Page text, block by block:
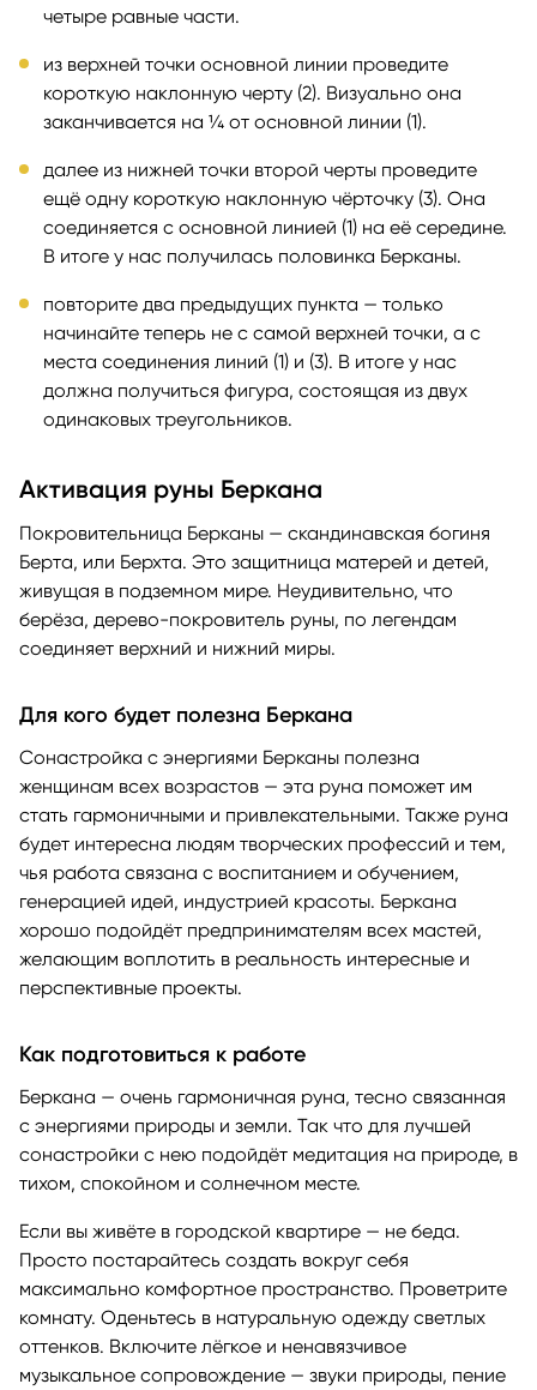
четыре равные части.
из верхней точки основной линии проведите
короткую наклонную черту (2). Визуально она
заканчивается на ¼ от основной линии (1).
далее из нижней точки второй черты проведите
ещё одну короткую наклонную чёрточку (3). Она
соединяется с основной линией (1) на её середине.
В итоге у нас получилась половинка Берканы.
повторите два предыдущих пункта — только
начинайте теперь не с самой верхней точки, а с
места соединения линий (1) и (3). В итоге у нас
должна получиться фигура, состоящая из двух
одинаковых треугольников.
Активация руны Беркана
Покровительница Берканы — скандинавская богиня
Берта, или Берхта. Это защитница матерей и детей,
живущая в подземном мире. Неудивительно, что
берёза, дерево-покровитель руны, по легендам
соединяет верхний и нижний миры.
Для кого будет полезна Беркана
Сонастройка с энергиями Берканы полезна
женщинам всех возрастов — эта руна поможет им
стать гармоничными и привлекательными. Также руна
будет интересна людям творческих профессий и тем,
чья работа связана с воспитанием и обучением,
генерацией идей, индустрией красоты. Беркана
хорошо подойдёт предпринимателям всех мастей,
желающим воплотить в реальность интересные и
перспективные проекты.
Как подготовиться к работе
Беркана — очень гармоничная руна, тесно связанная
с энергиями природы и земли. Так что для лучшей
сонастройки с нею подойдёт медитация на природе, в
тихом, спокойном и солнечном месте.
Если вы живёте в городской квартире — не беда.
Просто постарайтесь создать вокруг себя
максимально комфортное пространство. Проветрите
комнату. Оденьтесь в натуральную одежду светлых
оттенков. Включите лёгкое и ненавязчивое
музыкальное сопровождение — звуки природы, пение